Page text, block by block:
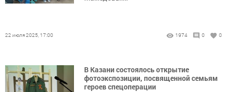
22 июля 2025, 17:00 1974 0 0
В Казани состоялось открытие
фотоэкспозиции, посвященной семьям
героев спецоперации